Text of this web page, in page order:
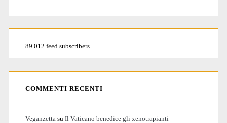
89.012 feed subscribers
COMMENTI RECENTI
Veganzetta su Il Vaticano benedice gli xenotrapianti